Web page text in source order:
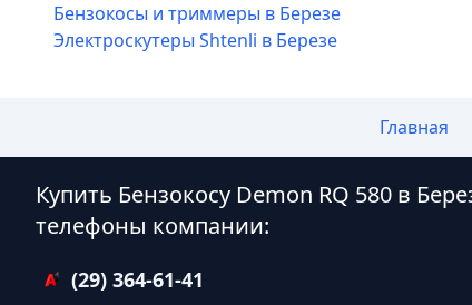
Бензокосы и триммеры в Березе
Электроскутеры Shtenli в Березе
Главная
Купить Бензокосу Demon RQ 580 в
телефоны компании:
(29) 364-61-41